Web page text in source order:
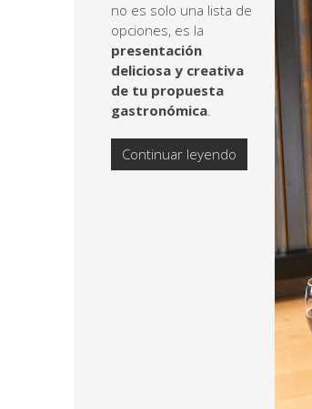
no es solo una lista de
opciones, es la
presentación
deliciosa y creativa
de tu propuesta
gastronómica.
Continuar leyendo